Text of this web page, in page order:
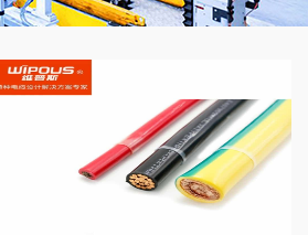
日本标准电缆
俄 罗 斯标准电缆
德国标准电缆
拖链柔性电缆